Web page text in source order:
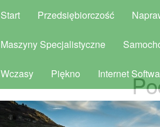
Start Przedsiębiorczość
Maszyny Specjalistyczne
Wczasy Piękno Internet